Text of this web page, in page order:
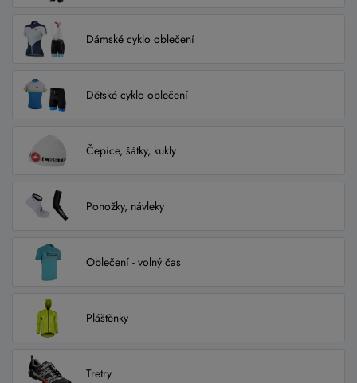
Dámské cyklo oblečení
Dětské cyklo oblečení
Čepice, šátky, kukly
Ponožky, návleky
Oblečení - volný čas
Pláštěnky
Tretry